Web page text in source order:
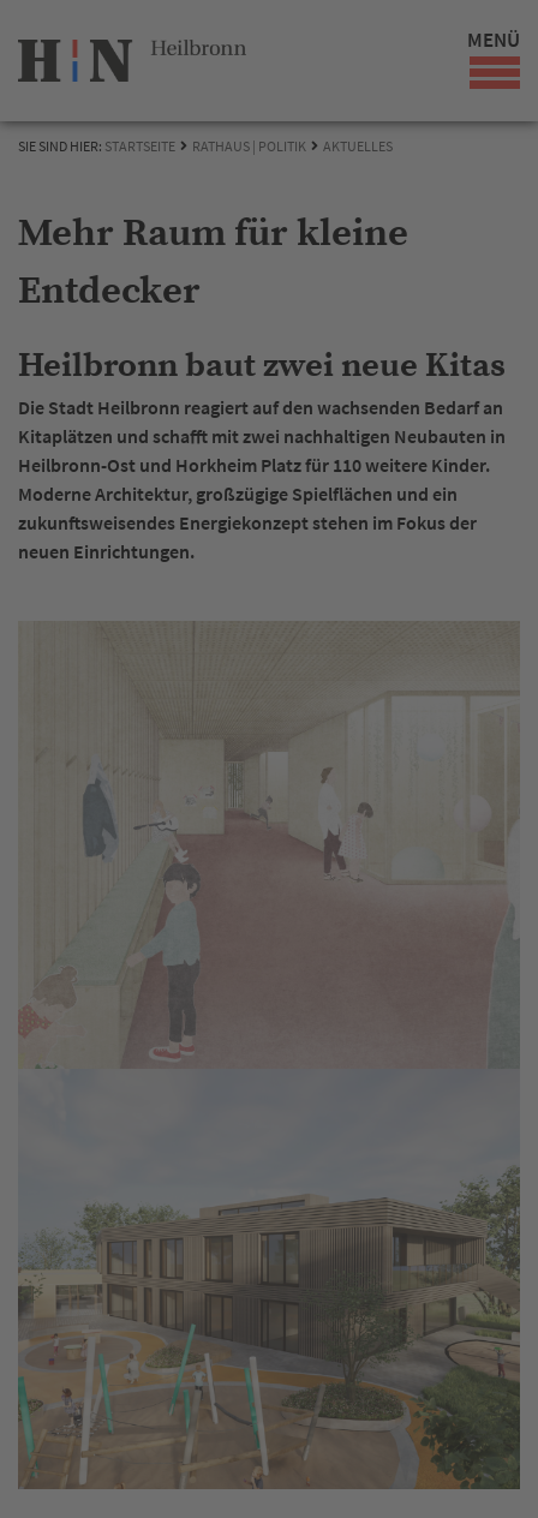
MENÜ
SIE SIND HIER: STARTSEITE RATHAUS | POLITIK AKTUELLES
Mehr Raum für kleine
Entdecker
Heilbronn baut zwei neue Kitas
Die Stadt Heilbronn reagiert auf den wachsenden Bedarf an
Kitaplätzen und schafft mit zwei nachhaltigen Neubauten in
Heilbronn-Ost und Horkheim Platz für 110 weitere Kinder.
Moderne Architektur, großzügige Spielflächen und ein
zukunftsweisendes Energiekonzept stehen im Fokus der
neuen Einrichtungen.